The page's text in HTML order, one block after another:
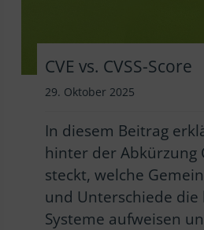
CVE vs. CVSS-Score
29. Oktober 2025
In diesem Beitrag
hinter der Abkürzung
steckt, welche
und Unterschiede die
Systeme aufweisen